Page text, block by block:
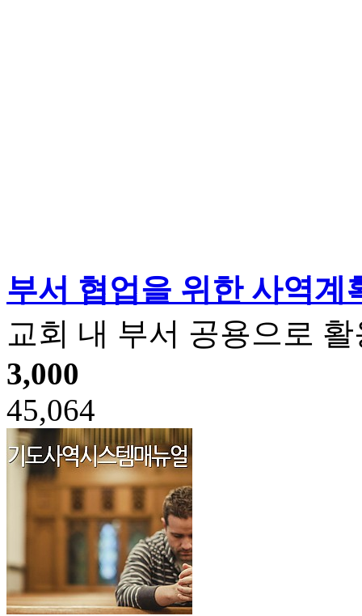
부서 협업을 위한 사역계
교회 내 부서 공용으로
3,000
45,064